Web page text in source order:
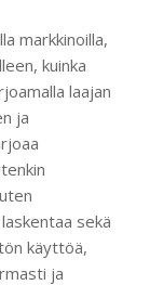
markkinoilla,
kuinka
laajan
ja
sekä
käyttöä,
ja